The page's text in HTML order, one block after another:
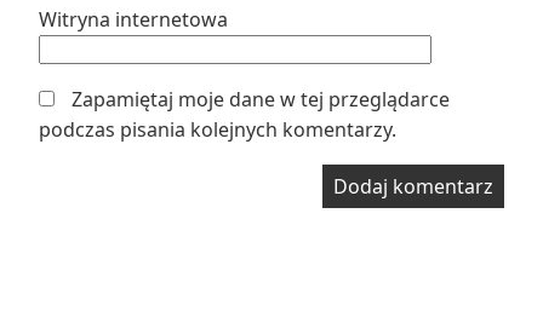
Witryna internetowa
Zapamiętaj moje dane w tej przeglądarce
podczas pisania kolejnych komentarzy.